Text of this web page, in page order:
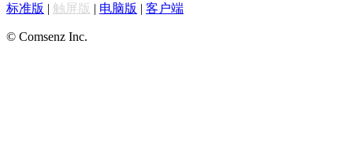
标准版 | 触屏版 | 电脑版 | 客户端
© Comsenz Inc.